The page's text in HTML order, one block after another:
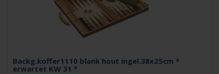
Backg.koffer1110 blank hout ingel.38x25cm *
erwartet KW 31 *